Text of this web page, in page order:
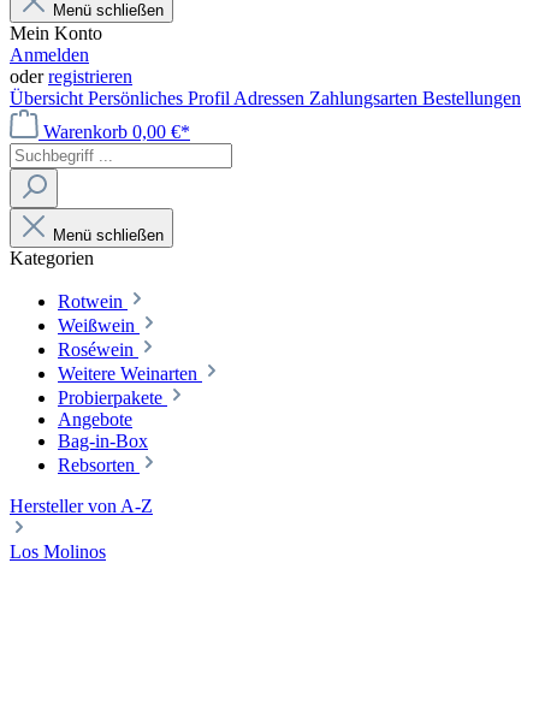
Menü schließen
Mein Konto
Anmelden
oderregistrieren
Übersicht Persönliches Profil Adressen Zahlungsarten Bestellungen
Warenkorb 0,00 €*
Menü schließen
Kategorien
Rotwein
Weißwein
Roséwein
Weitere Weinarten
Probierpakete
Angebote
Bag-in-Box
Rebsorten
Hersteller von A-Z
Los Molinos